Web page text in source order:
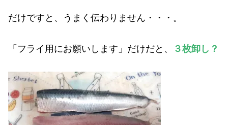
だけですと、うまく伝わりません・・・。
「フライ用にお願いします」だけだと、 ３枚卸し？